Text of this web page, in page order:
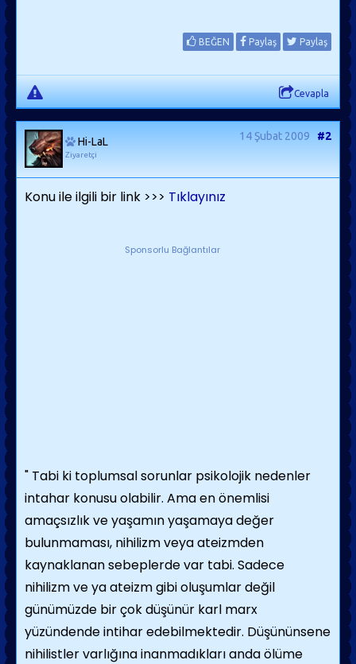
BEĞEN Paylaş Paylaş
Cevapla
Hi-LaL
Ziyaretçi
14 Şubat 2009 #2
Konu ile ilgili bir link >>> Tıklayınız
Sponsorlu Bağlantılar
" Tabi ki toplumsal sorunlar psikolojik nedenler
intahar konusu olabilir. Ama en önemlisi
amaçsızlık ve yaşamın yaşamaya değer
bulunmaması, nihilizm veya ateizmden
kaynaklanan sebeplerde var tabi. Sadece
nihilizm ve ya ateizm gibi oluşumlar değil
günümüzde bir çok düşünür karl marx
yüzündende intihar edebilmektedir. Düşününsene
nihilistler varlığına inanmadıkları anda ölüme